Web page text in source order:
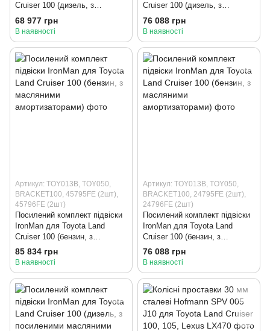
Cruiser 100 (дизель, з
газомасляними
амортизаторами)
68 977 грн
В наявності
Cruiser 100 (дизель, з
масляними амортизаторами)
76 088 грн
В наявності
Артикул: TOY013B, TOY050,
BRACKET100, 45795FE (2шт),
45796FE (2шт)
Посилений комплект підвіски
IronMan для Toyota Land
Cruiser 100 (бензин, з
масляними амортизаторами)
85 834 грн
В наявності
Артикул: TOY013B, TOY050,
BRACKET100, 24795FE (2шт),
24796FE (2шт)
Посилений комплект підвіски
IronMan для Toyota Land
Cruiser 100 (бензин, з
масляними амортизаторами)
76 088 грн
В наявності